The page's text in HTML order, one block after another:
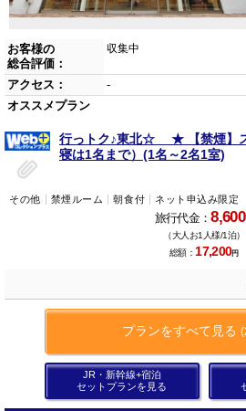
お客様の
総合評価：
収集中
アクセス：
-
オススメプラン
行っトク♪東北☆ ★ 【禁煙】
寝は1名まで）(1名～2名1室)
その他 禁煙ルーム 朝食付 ネット申込み限定
旅行代金：8,600
（大人お1人様/1泊）
総額： 17,200円
プランをすべて見る
JR・新幹線+宿泊
セットプランを見る